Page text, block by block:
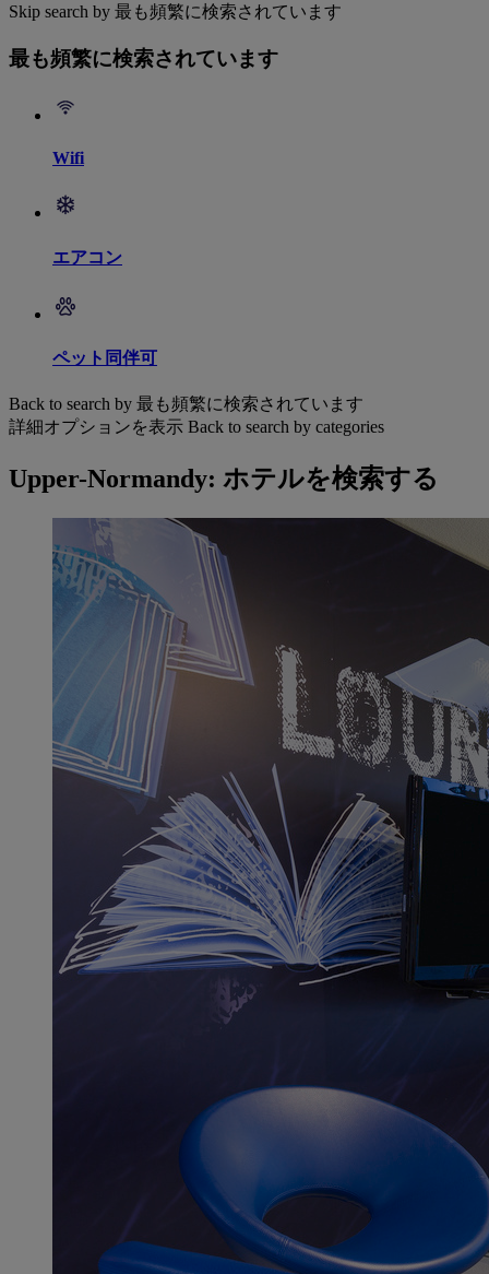
Skip search by 最も頻繁に検索されています
最も頻繁に検索されています
Wifi
エアコン
ペット同伴可
Back to search by 最も頻繁に検索されています
詳細オプションを表示 Back to search by categories
Upper-Normandy: ホテルを検索する